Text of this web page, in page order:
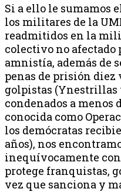
Si a ello le sumamos
los militares de la
readmitidos en la
colectivo no afectado
amnistía, además de
penas de prisión diez
golpistas (Ynestrillas
condenados a menos
conocida como
los demócratas
años), nos
inequívocamente
protege franquistas,
vez que sanciona y